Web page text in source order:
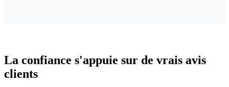
La confiance s'appuie sur de vrais avis
clients